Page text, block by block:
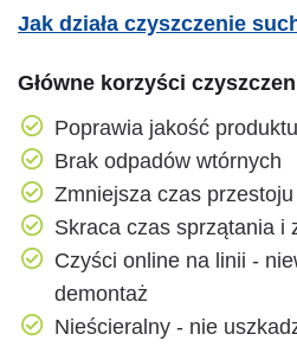
Jak działa czyszczenie
Główne korzyści
Poprawia jakość produktu
Brak odpadów wtórnych
Zmniejsza czas przestoju
Skraca czas sprzątania i
Czyści online na linii -
demontaż
Nieścieralny - nie